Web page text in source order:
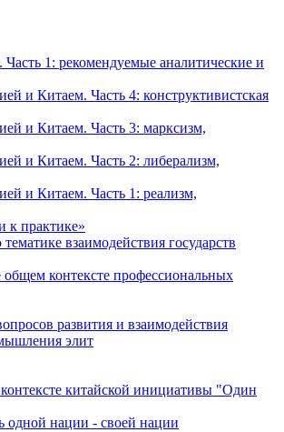
1: рекомендуемые аналитические и
и Китаем. Часть 4: конструктивистская
и Китаем. Часть 3: марксизм,
и Китаем. Часть 2: либерализм,
и Китаем. Часть 1: реализм,
к практике»
взаимодействия государств
контексте профессиональных
развития и взаимодействия
элит
китайской инициативы "Один
одной нации - своей нации